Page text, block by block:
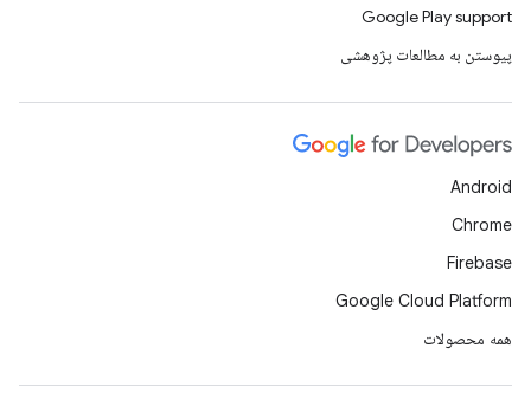
Google Play support
پیوستن به مطالعات پژوهشی
Android
Chrome
Firebase
Google Cloud Platform
همه محصولات